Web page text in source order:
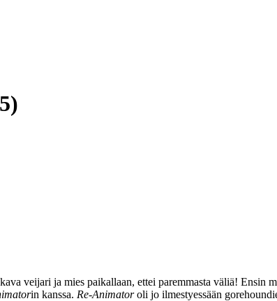
veijari ja mies paikallaan, ettei paremmasta väliä! Ensin
in kanssa. Re‑Animatoroli jo ilmestyessään